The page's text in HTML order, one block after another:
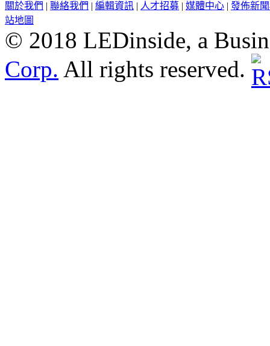
關於我們 | 聯絡我們 | 編輯資訊 | 人才招募 | 媒體中心 | 發佈新
站地圖
© 2018 LEDinside, a
Corp. All rights reserved.